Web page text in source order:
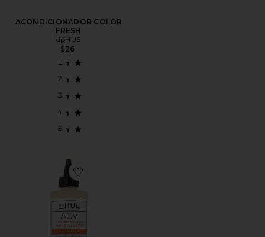
ACONDICIONADOR COLOR
FRESH
dpHUE
$26
Favorite ENJUAGUE PARA EL CABELLO APPLE